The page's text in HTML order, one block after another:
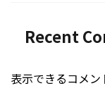
Recent
表示できるコメン